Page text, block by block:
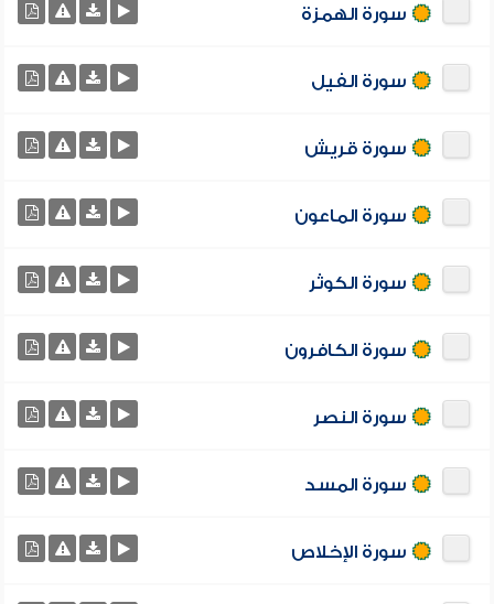
سورة الهمزة
سورة الفيل
سورة قريش
سورة الماعون
سورة الكوثر
سورة الكافرون
سورة النصر
سورة المسد
سورة الإخلاص